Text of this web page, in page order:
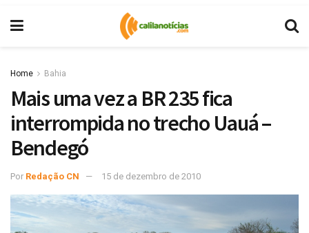
Home Bahia
Mais uma vez a BR 235 fica
interrompida no trecho Uauá –
Bendegó
Por Redação CN 15 de dezembro de 2010